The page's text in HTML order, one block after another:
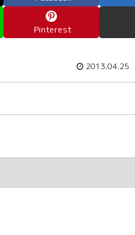
Pinterest
2013.04.25